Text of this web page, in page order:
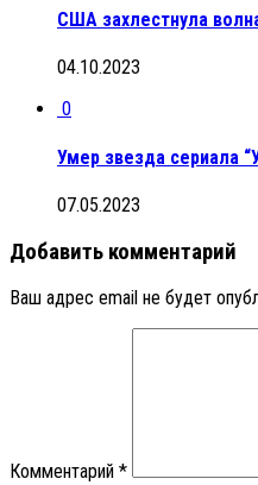
США захлестнула
04.10.2023
0
Умер звезда сериала
07.05.2023
Добавить комментарий
Ваш адрес email не будет
Комментарий *